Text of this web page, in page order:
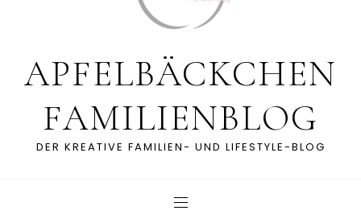
APFELBÄCKCHEN
FAMILIENBLOG
DER KREATIVE FAMILIEN- UND LIFESTYLE-BLOG